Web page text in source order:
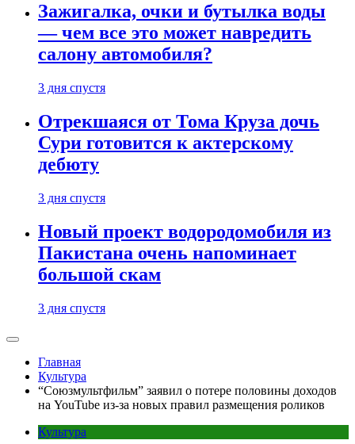
Зажигалка, очки и бутылка воды
— чем все это может навредить
салону автомобиля?
3 дня спустя
Отрекшаяся от Тома Круза дочь
Сури готовится к актерскому
дебюту
3 дня спустя
Новый проект водородомобиля из
Пакистана очень напоминает
большой скам
3 дня спустя
Главная
Культура
“Союзмультфильм” заявил о потере половины доходов
на YouTube из-за новых правил размещения роликов
Культура